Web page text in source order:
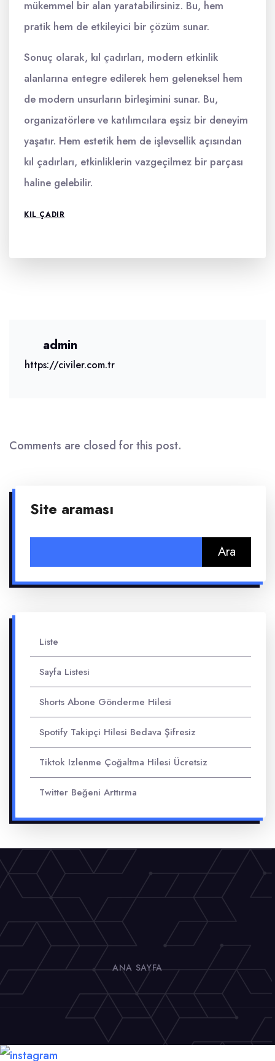
mükemmel bir alan yaratabilirsiniz. Bu, hem
pratik hem de etkileyici bir çözüm sunar.
Sonuç olarak, kıl çadırları, modern etkinlik
alanlarına entegre edilerek hem geleneksel hem
de modern unsurların birleşimini sunar. Bu,
organizatörlere ve katılımcılara eşsiz bir deneyim
yaşatır. Hem estetik hem de işlevsellik açısından
kıl çadırları, etkinliklerin vazgeçilmez bir parçası
haline gelebilir.
KIL ÇADIR
admin
https://civiler.com.tr
Comments are closed for this post.
Site araması
Liste
Sayfa Listesi
Shorts Abone Gönderme Hilesi
Spotify Takipçi Hilesi Bedava Şifresiz
Tiktok Izlenme Çoğaltma Hilesi Ücretsiz
Twitter Beğeni Arttırma
ANA SAYFA